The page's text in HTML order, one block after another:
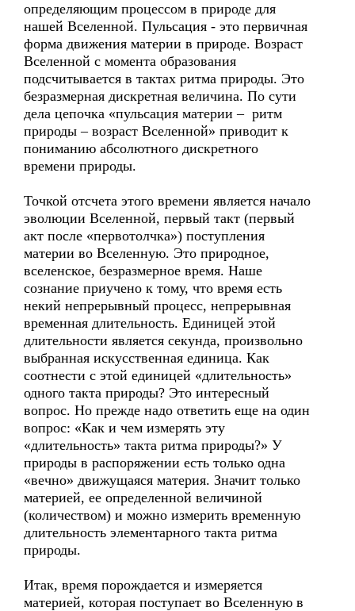
определяющим процессом в природе для
нашей Вселенной. Пульсация - это первичная
форма движения материи в природе. Возраст
Вселенной с момента образования
подсчитывается в тактах ритма природы. Это
безразмерная дискретная величина. По сути
дела цепочка «пульсация материи – ритм
природы – возраст Вселенной» приводит к
пониманию абсолютного дискретного
времени природы.
Точкой отсчета этого времени является начало
эволюции Вселенной, первый такт (первый
акт после «первотолчка») поступления
материи во Вселенную. Это природное,
вселенское, безразмерное время. Наше
сознание приучено к тому, что время есть
некий непрерывный процесс, непрерывная
временная длительность. Единицей этой
длительности является секунда, произвольно
выбранная искусственная единица. Как
соотнести с этой единицей «длительность»
одного такта природы? Это интересный
вопрос. Но прежде надо ответить еще на один
вопрос: «Как и чем измерять эту
«длительность» такта ритма природы?» У
природы в распоряжении есть только одна
«вечно» движущаяся материя. Значит только
материей, ее определенной величиной
(количеством) и можно измерить временную
длительность элементарного такта ритма
природы.
Итак, время порождается и измеряется
материей, которая поступает во Вселенную в